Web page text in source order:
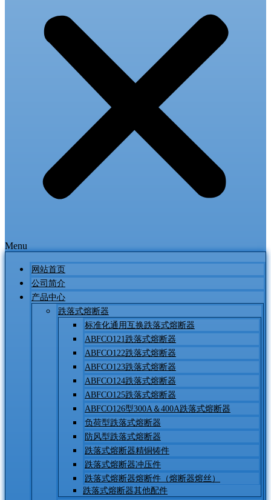
Menu
网站首页
公司简介
产品中心
跌落式熔断器
标准化通用互换跌落式熔断器
ABFCO121跌落式熔断器
ABFCO122跌落式熔断器
ABFCO123跌落式熔断器
ABFCO124跌落式熔断器
ABFCO125跌落式熔断器
ABFCO126型300A＆400A跌落式熔断器
负荷型跌落式熔断器
防风型跌落式熔断器
跌落式熔断器精铜铸件
跌落式熔断器冲压件
跌落式熔断器熔断件（熔断器熔丝）
跌落式熔断器其他配件